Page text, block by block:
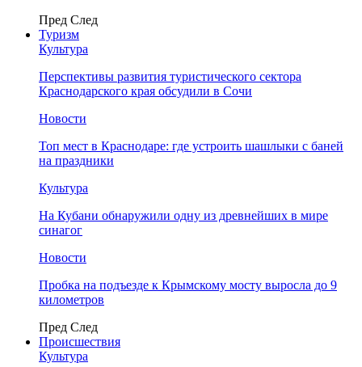
Пред След
Туризм
Культура
Перспективы развития туристического сектора
Краснодарского края обсудили в Сочи
Новости
Топ мест в Краснодаре: где устроить шашлыки с баней
на праздники
Культура
На Кубани обнаружили одну из древнейших в мире
синагог
Новости
Пробка на подъезде к Крымскому мосту выросла до 9
километров
Пред След
Происшествия
Культура